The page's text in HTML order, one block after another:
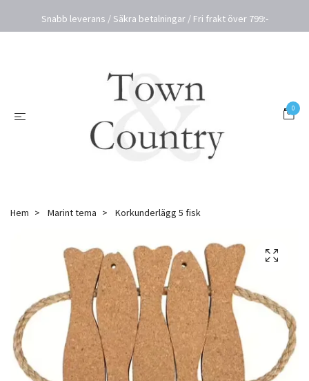
Snabb leverans / Säkra betalningar / Fri frakt över 799:-
0
Hem Marint tema Korkunderlägg 5 fisk